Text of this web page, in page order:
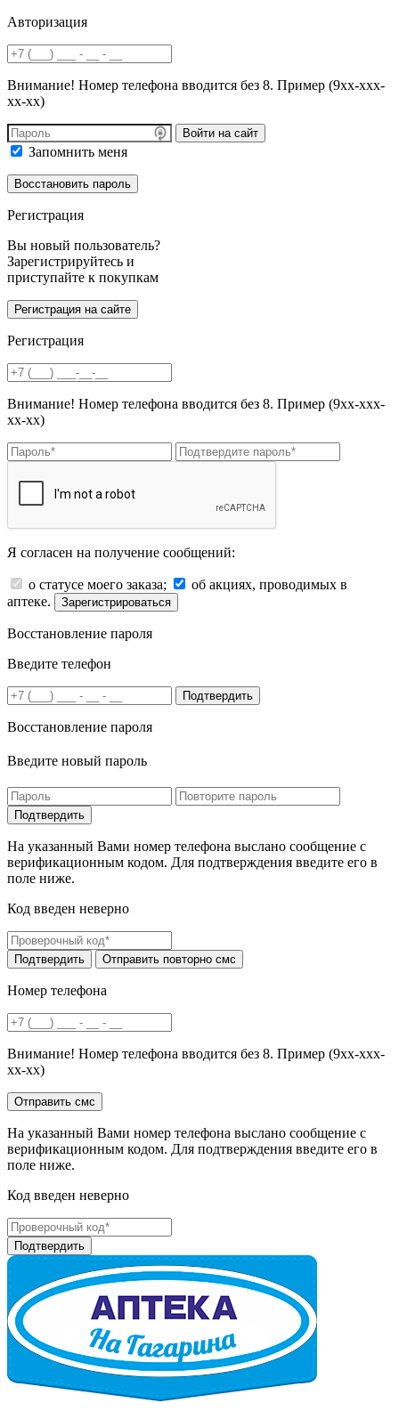
Авторизация
Внимание! Номер телефона вводится без 8. Пример (9хх-ххх-
хх-хх)
Войти на сайт
Запомнить меня
Регистрация
Вы новый пользователь?
Зарегистрируйтесь и
приступайте к покупкам
Регистрация
Внимание! Номер телефона вводится без 8. Пример (9хх-ххх-
хх-хх)
Я согласен на получение сообщений:
о статусе моего заказа;
об акциях, проводимых в
аптеке.
Зарегистрироваться
Восстановление пароля
Введите телефон
Подтвердить
Восстановление пароля
Введите новый пароль
На указанный Вами номер телефона выслано сообщение с
верификационным кодом. Для подтверждения введите его в
поле ниже.
Код введен неверно
Номер телефона
Внимание! Номер телефона вводится без 8. Пример (9хх-ххх-
хх-хх)
На указанный Вами номер телефона выслано сообщение с
верификационным кодом. Для подтверждения введите его в
поле ниже.
Код введен неверно